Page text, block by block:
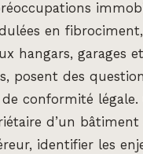
en
hangars, garages
posent des
conformité légale.
d’un bâtiment
identifier les